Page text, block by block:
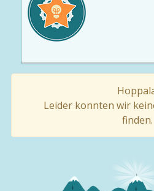
Leider konnten wir
finden.